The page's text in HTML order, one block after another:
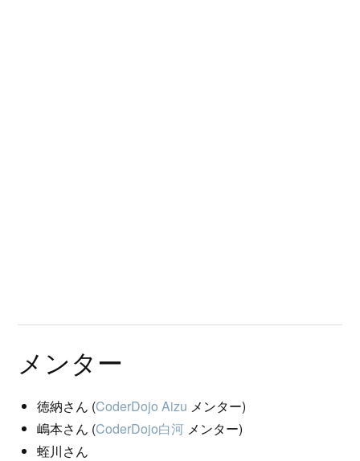
メンター
徳納さん (CoderDojo Aizu メンター)
嶋本さん (CoderDojo白河 メンター)
蛭川さん